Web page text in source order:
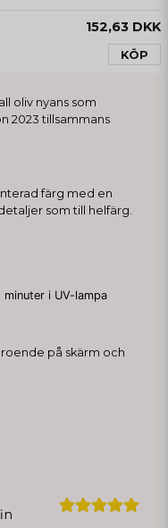
152,63 DKK
KÖP
oliv nyans som
2023 tillsammans
färg med en
som till helfärg.
minuter i UV-lampa
på skärm och